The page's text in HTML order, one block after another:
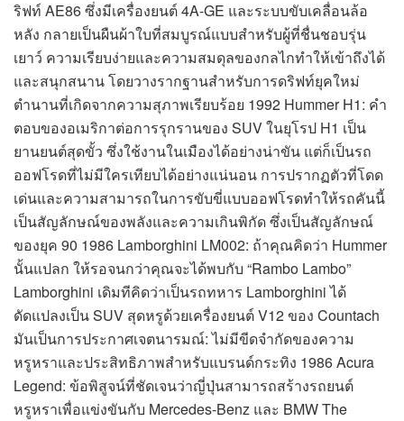
ริฟท์ AE86 ซึ่งมีเครื่องยนต์ 4A-GE และระบบขับเคลื่อนล้อ
หลัง กลายเป็นผืนผ้าใบที่สมบูรณ์แบบสำหรับผู้ที่ชื่นชอบรุ่น
เยาว์ ความเรียบง่ายและความสมดุลของกลไกทำให้เข้าถึงได้
และสนุกสนาน โดยวางรากฐานสำหรับการดริฟท์ยุคใหม่
ตำนานที่เกิดจากความสุภาพเรียบร้อย 1992 Hummer H1: คำ
ตอบของอเมริกาต่อการรุกรานของ SUV ในยุโรป H1 เป็น
ยานยนต์สุดขั้ว ซึ่งใช้งานในเมืองได้อย่างน่าขัน แต่ก็เป็นรถ
ออฟโรดที่ไม่มีใครเทียบได้อย่างแน่นอน การปรากฏตัวที่โดด
เด่นและความสามารถในการขับขี่แบบออฟโรดทำให้รถคันนี้
เป็นสัญลักษณ์ของพลังและความเกินพิกัด ซึ่งเป็นสัญลักษณ์
ของยุค 90 1986 Lamborghini LM002: ถ้าคุณคิดว่า Hummer
นั้นแปลก ให้รอจนกว่าคุณจะได้พบกับ “Rambo Lambo”
Lamborghini เดิมทีคิดว่าเป็นรถทหาร Lamborghini ได้
ดัดแปลงเป็น SUV สุดหรูด้วยเครื่องยนต์ V12 ของ Countach
มันเป็นการประกาศเจตนารมณ์: ไม่มีขีดจำกัดของความ
หรูหราและประสิทธิภาพสำหรับแบรนด์กระทิง 1986 Acura
Legend: ข้อพิสูจน์ที่ชัดเจนว่าญี่ปุ่นสามารถสร้างรถยนต์
หรูหราเพื่อแข่งขันกับ Mercedes-Benz และ BMW The